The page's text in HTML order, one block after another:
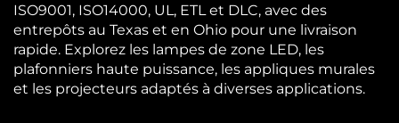
ISO9001, ISO14000, UL, ETL et DLC, avec des
entrepôts au Texas et en Ohio pour une livraison
rapide. Explorez les lampes de zone LED, les
plafonniers haute puissance, les appliques murales
et les projecteurs adaptés à diverses applications.